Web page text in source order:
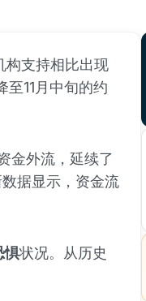
构支持相比出现
11月中旬的约
金外流，延续了
据显示，资金流
惧状况。从历史